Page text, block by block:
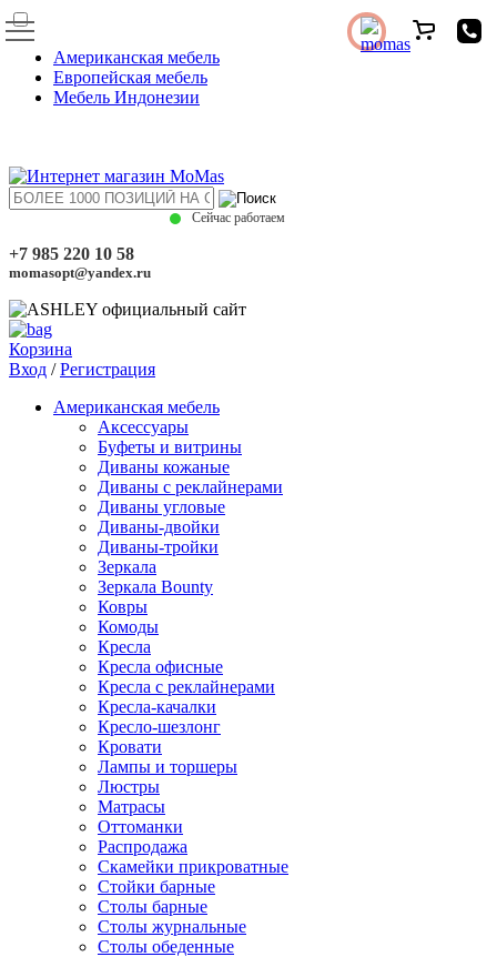
Американская мебель
Европейская мебель
Мебель Индонезии
Сейчас работаем
+7 985 220 10 58
momasopt@yandex.ru
Корзина
Вход /Регистрация
Американская мебель
Аксессуары
Буфеты и витрины
Диваны кожаные
Диваны с реклайнерами
Диваны угловые
Диваны-двойки
Диваны-тройки
Зеркала
Зеркала Bounty
Ковры
Комоды
Кресла
Кресла офисные
Кресла с реклайнерами
Кресла-качалки
Кресло-шезлонг
Кровати
Лампы и торшеры
Люстры
Матрасы
Оттоманки
Распродажа
Скамейки прикроватные
Стойки барные
Столы барные
Столы журнальные
Столы обеденные